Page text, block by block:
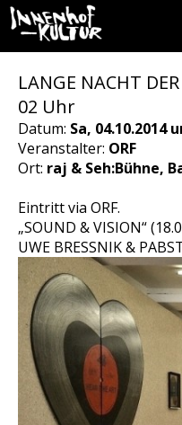
LANGE NACHT
02 Uhr
Datum: Sa, 04.10.2014
Veranstalter: ORF
Ort: raj & Seh:Bühne,
Eintritt via ORF.
„SOUND & VISION“
UWE BRESSNIK &